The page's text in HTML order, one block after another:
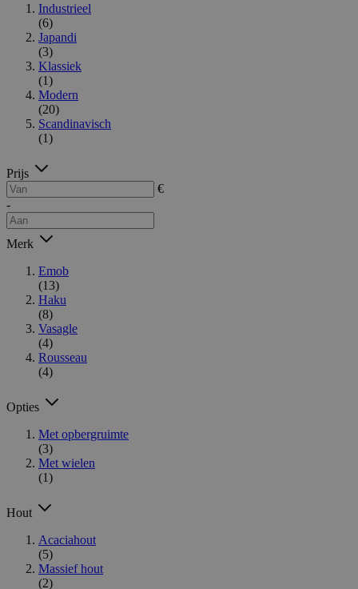
Industrieel
(6)
Japandi
(3)
Klassiek
(1)
Modern
(20)
Scandinavisch
(1)
Prijs
€
-
Merk
Emob
(13)
Haku
(8)
Vasagle
(4)
Rousseau
(4)
Opties
Met opbergruimte
(3)
Met wielen
(1)
Hout
Acaciahout
(5)
Massief hout
(2)